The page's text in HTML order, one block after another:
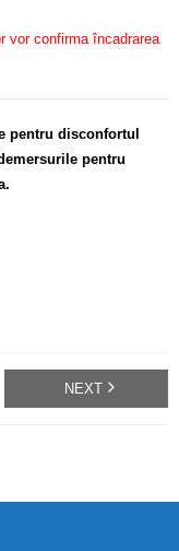
vor confirma încadrarea
pentru disconfortul
pentru
NEXT